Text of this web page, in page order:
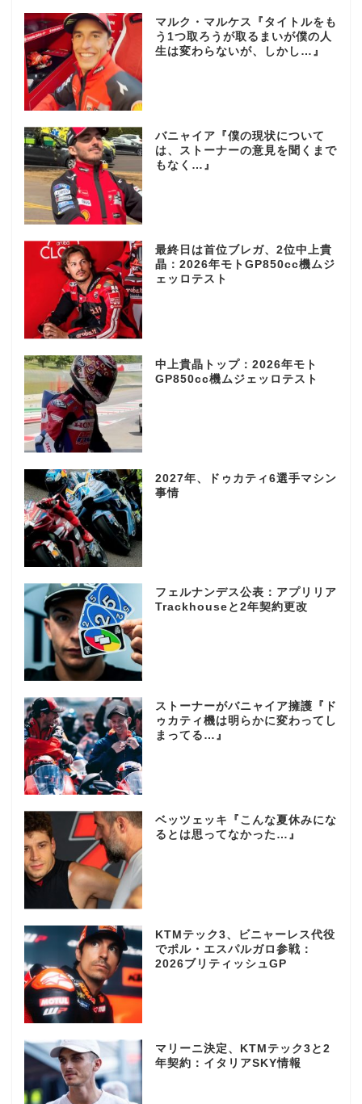
マルク・マルケス『タイトルをも
う1つ取ろうが取るまいが僕の人
生は変わらないが、しかし…』
バニャイア『僕の現状について
は、ストーナーの意見を聞くまで
もなく…』
最終日は首位ブレガ、2位中上貴
晶：2026年モトGP850cc機ムジ
ェッロテスト
中上貴晶トップ：2026年モト
GP850cc機ムジェッロテスト
2027年、ドゥカティ6選手マシン
事情
フェルナンデス公表：アプリリア
Trackhouseと2年契約更改
ストーナーがバニャイア擁護『ド
ゥカティ機は明らかに変わってし
まってる…』
ベッツェッキ『こんな夏休みにな
るとは思ってなかった…』
KTMテック3、ビニャーレス代役
でポル・エスパルガロ参戦：
2026ブリティッシュGP
マリーニ決定、KTMテック3と2
年契約：イタリアSKY情報